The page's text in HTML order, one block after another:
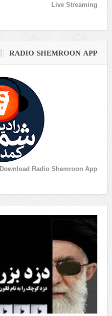
Live Streaming
RADIO SHEMROON APP
Download Radio Shemroon App